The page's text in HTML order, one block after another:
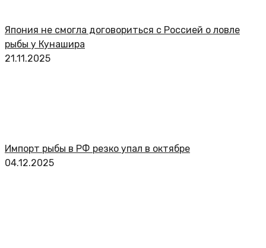
Япония не смогла договориться с Россией о ловле
рыбы у Кунашира
21.11.2025
Импорт рыбы в РФ резко упал в октябре
04.12.2025